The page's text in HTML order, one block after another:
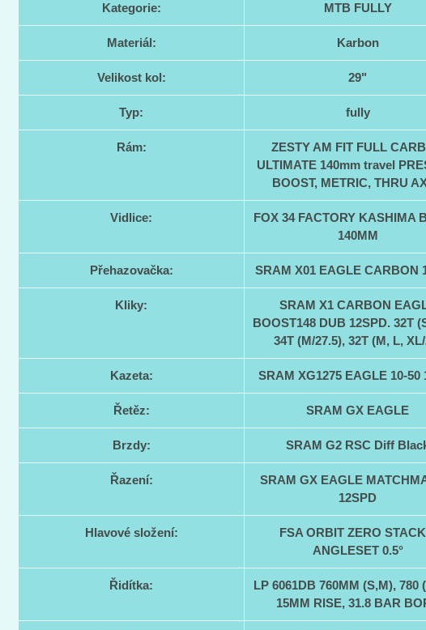
Kategorie: MTB FULLY
Materiál: Karbon
Velikost kol: 29"
Typ: fully
Rám:
ZESTY AM FIT FULL
ULTIMATE 140mm travel
BOOST, METRIC, THRU
Vidlice:
FOX 34 FACTORY KASHIMA
140MM
Přehazovačka: SRAM X01 EAGLE CARBON
Kliky:
SRAM X1 CARBON
BOOST148 DUB 12SPD. 32T
34T (M/27.5), 32T (M, L,
Kazeta: SRAM XG1275 EAGLE 10-50
Řetěz: SRAM GX EAGLE
Brzdy: SRAM G2 RSC Diff
Řazení:
SRAM GX EAGLE
12SPD
Hlavové složení:
FSA ORBIT ZERO
ANGLESET 0.5°
Řidítka:
LP 6061DB 760MM (S,M), 780
15MM RISE, 31.8 BAR